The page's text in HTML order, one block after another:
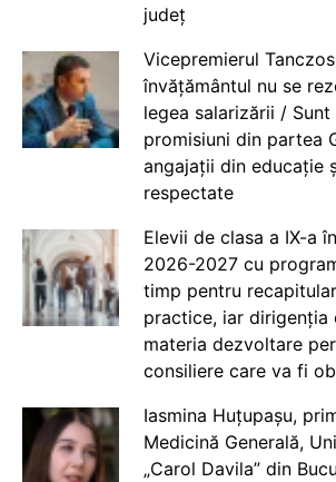
județ
Vicepremierul
învățământul nu se
legea salarizării /
promisiuni din partea
angajații din educație
respectate
Elevii de clasa a IX-a
2026-2027 cu
timp pentru
practice, iar dirigenția
materia dezvoltare
consiliere care va fi
Iasmina Huțupașu,
Medicină Generală,
„Carol Davila” din